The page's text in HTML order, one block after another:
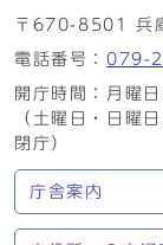
〒670-8501 兵
電話番号： 079-
開庁時間：月曜
（土曜日・日曜
閉庁）
庁舎案内